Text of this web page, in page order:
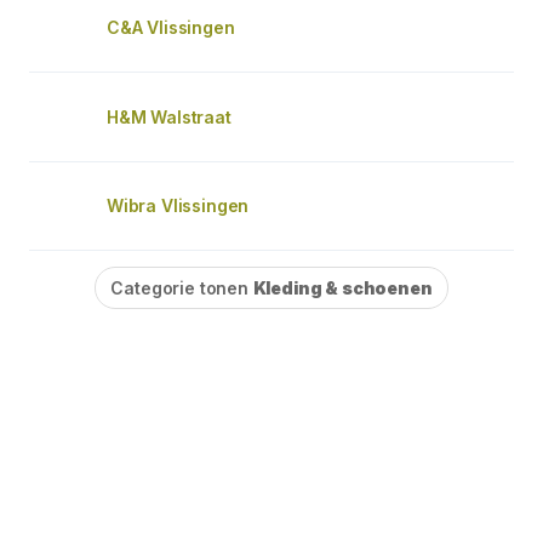
C&A Vlissingen
H&M Walstraat
Wibra Vlissingen
Categorie tonen Kleding & schoenen